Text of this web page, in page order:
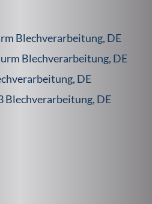
Blechverarbeitung, DE
Blechverarbeitung, DE
DE
Blechverarbeitung, DE